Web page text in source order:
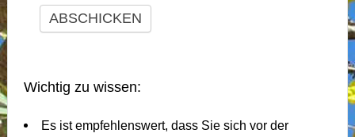
ABSCHICKEN
Wichtig zu wissen:
Es ist empfehlenswert, dass Sie sich vor der